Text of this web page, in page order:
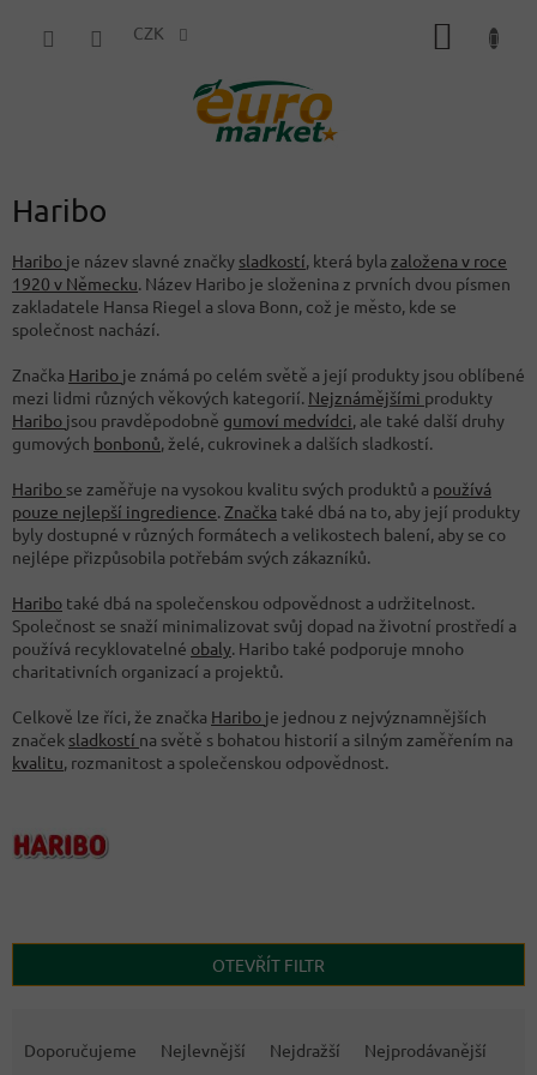
CZK
Haribo
Haribo je název slavné značky sladkostí, která byla založena v roce
1920 v Německu. Název Haribo je složenina z prvních dvou písmen
zakladatele Hansa Riegel a slova Bonn, což je město, kde se
společnost nachází.
Značka Haribo je známá po celém světě a její produkty jsou oblíbené
mezi lidmi různých věkových kategorií. Nejznámějšími produkty
Haribo jsou pravděpodobně gumoví medvídci, ale také další druhy
gumových bonbonů, želé, cukrovinek a dalších sladkostí.
Haribo se zaměřuje na vysokou kvalitu svých produktů a používá
pouze nejlepší ingredience. Značka také dbá na to, aby její produkty
byly dostupné v různých formátech a velikostech balení, aby se co
nejlépe přizpůsobila potřebám svých zákazníků.
Haribo také dbá na společenskou odpovědnost a udržitelnost.
Společnost se snaží minimalizovat svůj dopad na životní prostředí a
používá recyklovatelné obaly. Haribo také podporuje mnoho
charitativních organizací a projektů.
Celkově lze říci, že značka Haribo je jednou z nejvýznamnějších
značek sladkostí na světě s bohatou historií a silným zaměřením na
kvalitu, rozmanitost a společenskou odpovědnost.
OTEVŘÍT FILTR
Doporučujeme Nejlevnější Nejdražší Nejprodávanější